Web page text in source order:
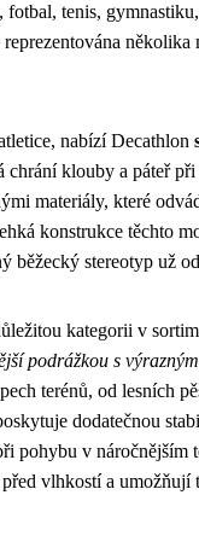
tenis,
nabízí Decathlon
klouby a páteř
materiály, které
konstrukce těchto
běžecký stereotyp už
kategorii v
podrážkou s
terénů, od lesních
dodatečnou
pohybu v náročnějším
vlhkostí a umožňují